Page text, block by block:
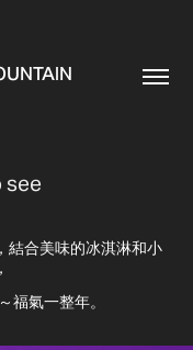
see
結合美味的冰淇淋和小
福氣一整年。​​​​​​​